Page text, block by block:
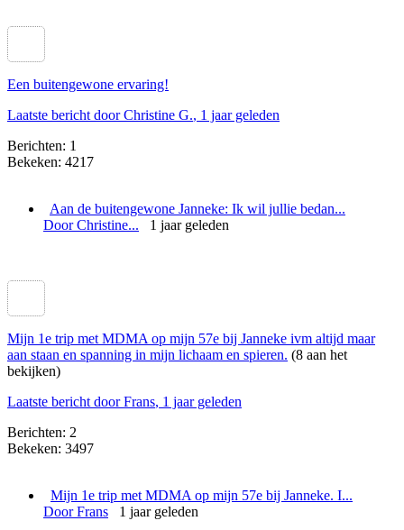
Een buitengewone ervaring!
Laatste bericht door Christine G., 1 jaar geleden
Berichten: 1
Bekeken: 4217
Aan de buitengewone Janneke: Ik wil jullie bedan...
Door Christine... 1 jaar geleden
Mijn 1e trip met MDMA op mijn 57e bij Janneke ivm altijd maar
aan staan en spanning in mijn lichaam en spieren. (8 aan het
bekijken)
Laatste bericht door Frans, 1 jaar geleden
Berichten: 2
Bekeken: 3497
Mijn 1e trip met MDMA op mijn 57e bij Janneke. I...
Door Frans 1 jaar geleden